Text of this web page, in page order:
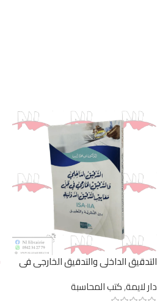
التدقيق الداخلي والتدقيق الخارجي في
النظرية والتطبيقية
دار لايمة,كتب المحاسبة